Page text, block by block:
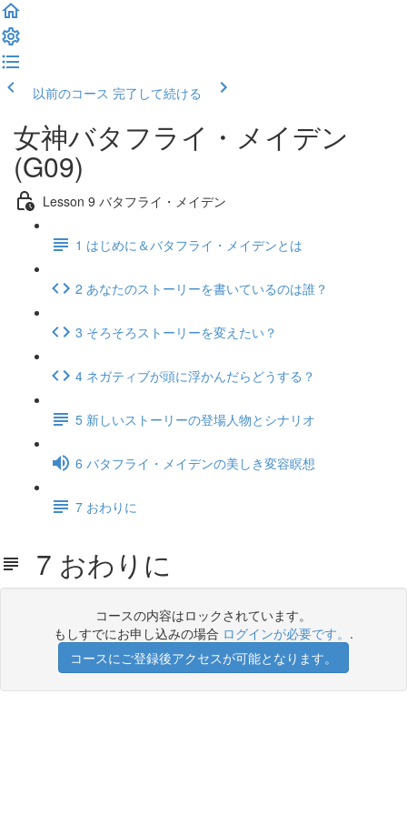
以前のコース 完了して続ける
女神バタフライ・メイデン
(G09)
Lesson 9 バタフライ・メイデン
1 はじめに＆バタフライ・メイデンとは
2 あなたのストーリーを書いているのは誰？
3 そろそろストーリーを変えたい？
4 ネガティブが頭に浮かんだらどうする？
5 新しいストーリーの登場人物とシナリオ
6 バタフライ・メイデンの美しき変容瞑想
7 おわりに
7 おわりに
コースの内容はロックされています。
もしすでにお申し込みの場合 ログインが必要です。 .
コースにご登録後アクセスが可能となります。